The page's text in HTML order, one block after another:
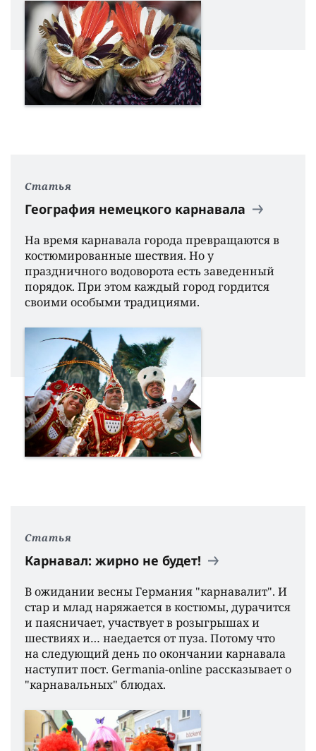
Статья
География немецкого карнавала
На время карнавала города превращаются в
костюмированные шествия. Но у
праздничного водоворота есть заведенный
порядок. При этом каждый город гордится
своими особыми традициями.
Статья
Карнавал: жирно не будет!
В ожидании весны Германия "карнавалит". И
стар и млад наряжается в костюмы, дурачится
и паясничает, участвует в розыгрышах и
шествиях и… наедается от пуза. Потому что
на следующий день по окончании карнавала
наступит пост. Germania-online рассказывает о
"карнавальных" блюдах.